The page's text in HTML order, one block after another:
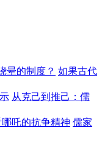
晕的制度？ 如果古代
从克己到推己：儒
吒的抗争精神 儒家